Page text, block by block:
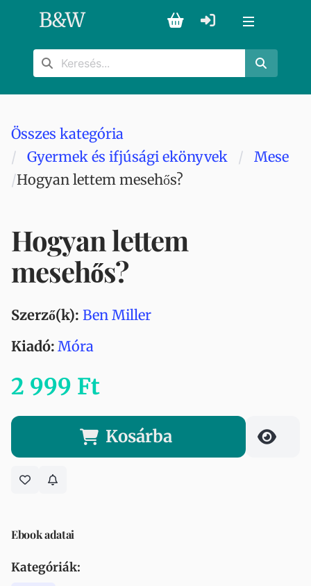
B&W
Összes kategória
Gyermek és ifjúsági ekönyvek
Mese
Hogyan lettem mesehős?
Hogyan lettem
mesehős?
Szerző(k): Ben Miller
Kiadó: Móra
2 999 Ft
Kosárba
Ebook adatai
Kategóriák: